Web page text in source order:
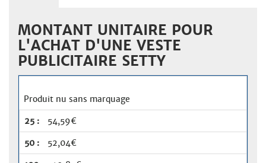
MONTANT UNITAIRE POUR
L'ACHAT D'UNE VESTE
PUBLICITAIRE SETTY
Produit nu sans marquage
54,59€
52,04€